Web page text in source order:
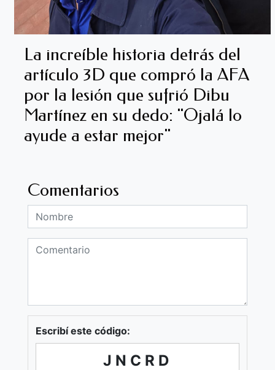
La increíble historia detrás del
artículo 3D que compró la AFA
por la lesión que sufrió Dibu
Martínez en su dedo: "Ojalá lo
ayude a estar mejor"
Comentarios
Escribí este código:
JNCRD